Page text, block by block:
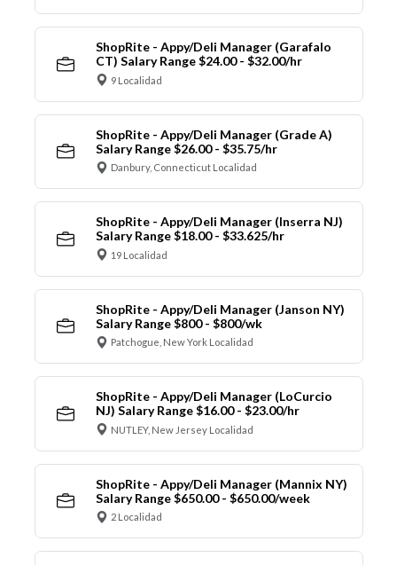
ShopRite - Appy/Deli Manager (Garafalo
CT) Salary Range $24.00 - $32.00/hr
9 Localidad
ShopRite - Appy/Deli Manager (Grade A)
Salary Range $26.00 - $35.75/hr
Danbury, Connecticut Localidad
ShopRite - Appy/Deli Manager (Inserra NJ)
Salary Range $18.00 - $33.625/hr
19 Localidad
ShopRite - Appy/Deli Manager (Janson NY)
Salary Range $800 - $800/wk
Patchogue, New York Localidad
ShopRite - Appy/Deli Manager (LoCurcio
NJ) Salary Range $16.00 - $23.00/hr
NUTLEY, New Jersey Localidad
ShopRite - Appy/Deli Manager (Mannix NY)
Salary Range $650.00 - $650.00/week
2 Localidad